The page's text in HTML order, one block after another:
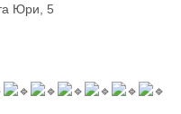
Юри, 5